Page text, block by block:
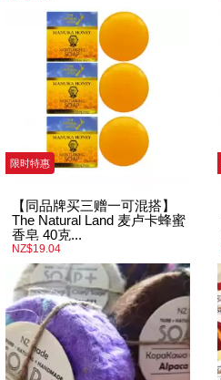
限时特惠
【同品牌买三赠一可混搭】
The Natural Land 麦卢卡蜂蜜
香皂 40克...
NZ$19.04